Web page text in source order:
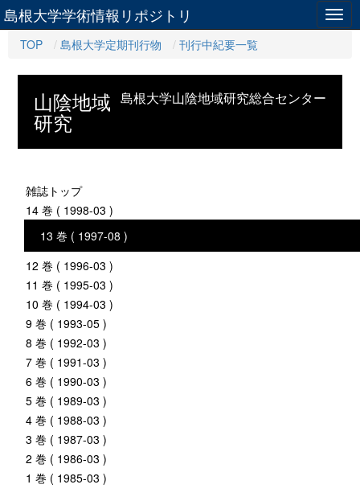
島根大学学術情報リポジトリ
TOP 島根大学定期刊行物 刊行中紀要一覧
島根大学山陰地域研究総合センター
山陰地域
研究
雑誌トップ
14 巻 ( 1998-03 )
13 巻 ( 1997-08 )
12 巻 ( 1996-03 )
11 巻 ( 1995-03 )
10 巻 ( 1994-03 )
9 巻 ( 1993-05 )
8 巻 ( 1992-03 )
7 巻 ( 1991-03 )
6 巻 ( 1990-03 )
5 巻 ( 1989-03 )
4 巻 ( 1988-03 )
3 巻 ( 1987-03 )
2 巻 ( 1986-03 )
1 巻 ( 1985-03 )